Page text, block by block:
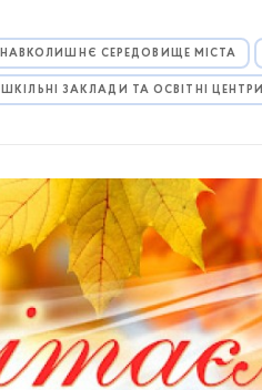
НАВКОЛИШНЄ СЕРЕДОВИЩЕ МІСТА
ЗАКЛАДИ ТА ОСВІТНІ ЦЕНТРИ